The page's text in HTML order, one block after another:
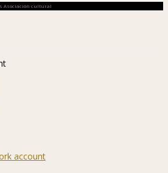
Asociación cultural
account